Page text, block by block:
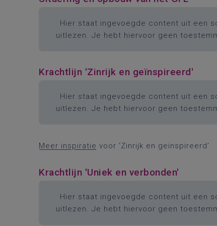
Hier staat ingevoegde content uit een
uitlezen. Je hebt hiervoor geen
Krachtlijn 'Zinrijk en geïnspireerd'
Hier staat ingevoegde content uit een
uitlezen. Je hebt hiervoor geen
Meer inspiratie voor 'Zinrijk en geïnspireerd'
Krachtlijn 'Uniek en verbonden'
Hier staat ingevoegde content uit een
uitlezen. Je hebt hiervoor geen